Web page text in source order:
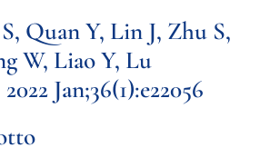
Quan Y, Lin J, Zhu S,
W, Liao Y, Lu
Jan;36(1):e22056